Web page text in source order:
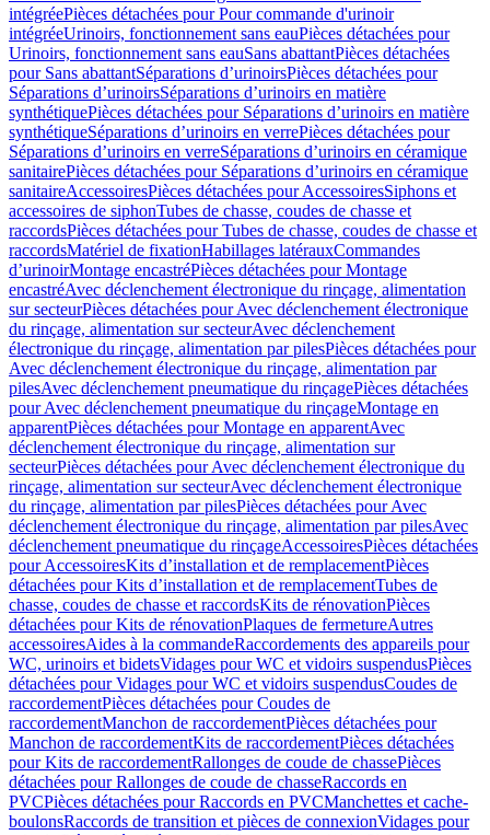
intégréePièces détachées pour Pour commande d'urinoir
intégréeUrinoirs, fonctionnement sans eauPièces détachées pour
Urinoirs, fonctionnement sans eauSans abattantPièces détachées
pour Sans abattantSéparations d’urinoirsPièces détachées pour
Séparations d’urinoirsSéparations d’urinoirs en matière
synthétiquePièces détachées pour Séparations d’urinoirs en matière
synthétiqueSéparations d’urinoirs en verrePièces détachées pour
Séparations d’urinoirs en verreSéparations d’urinoirs en céramique
sanitairePièces détachées pour Séparations d’urinoirs en céramique
sanitaireAccessoiresPièces détachées pour AccessoiresSiphons et
accessoires de siphonTubes de chasse, coudes de chasse et
raccordsPièces détachées pour Tubes de chasse, coudes de chasse et
raccordsMatériel de fixationHabillages latérauxCommandes
dʼurinoirMontage encastréPièces détachées pour Montage
encastréAvec déclenchement électronique du rinçage, alimentation
sur secteurPièces détachées pour Avec déclenchement électronique
du rinçage, alimentation sur secteurAvec déclenchement
électronique du rinçage, alimentation par pilesPièces détachées pour
Avec déclenchement électronique du rinçage, alimentation par
pilesAvec déclenchement pneumatique du rinçagePièces détachées
pour Avec déclenchement pneumatique du rinçageMontage en
apparentPièces détachées pour Montage en apparentAvec
déclenchement électronique du rinçage, alimentation sur
secteurPièces détachées pour Avec déclenchement électronique du
rinçage, alimentation sur secteurAvec déclenchement électronique
du rinçage, alimentation par pilesPièces détachées pour Avec
déclenchement électronique du rinçage, alimentation par pilesAvec
déclenchement pneumatique du rinçageAccessoiresPièces détachées
pour AccessoiresKits d’installation et de remplacementPièces
détachées pour Kits d’installation et de remplacementTubes de
chasse, coudes de chasse et raccordsKits de rénovationPièces
détachées pour Kits de rénovationPlaques de fermetureAutres
accessoiresAides à la commandeRaccordements des appareils pour
WC, urinoirs et bidetsVidages pour WC et vidoirs suspendusPièces
détachées pour Vidages pour WC et vidoirs suspendusCoudes de
raccordementPièces détachées pour Coudes de
raccordementManchon de raccordementPièces détachées pour
Manchon de raccordementKits de raccordementPièces détachées
pour Kits de raccordementRallonges de coude de chassePièces
détachées pour Rallonges de coude de chasseRaccords en
PVCPièces détachées pour Raccords en PVCManchettes et cache-
boulonsRaccords de transition et pièces de connexionVidages pour